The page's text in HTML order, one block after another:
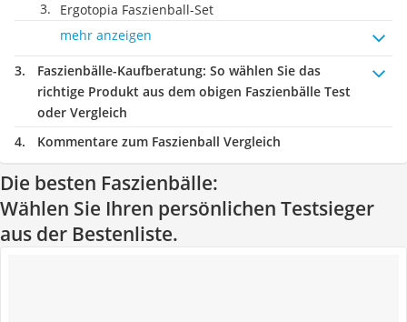
Ergotopia Faszienball-Set
mehr anzeigen
Faszienbälle-Kaufberatung: So wählen Sie das
richtige Produkt aus dem obigen Faszienbälle Test
oder Vergleich
Kommentare zum Faszienball Vergleich
Die besten Faszienbälle:
Wählen Sie Ihren persönlichen Testsieger
aus der Bestenliste.